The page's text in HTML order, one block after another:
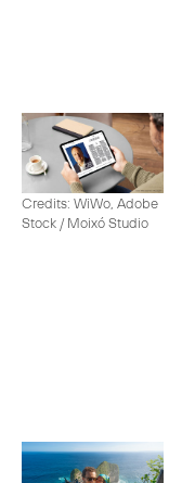
Credits: WiWo, Adobe
Stock / Moixó Studio